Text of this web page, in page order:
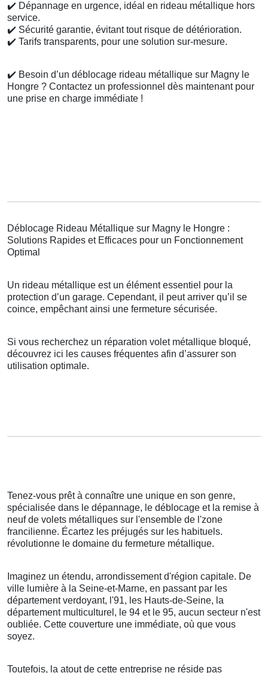
✔️ Dépannage en urgence, idéal en rideau métallique hors
service.
✔️ Sécurité garantie, évitant tout risque de détérioration.
✔️ Tarifs transparents, pour une solution sur-mesure.
✔️ Besoin d’un déblocage rideau métallique sur Magny le
Hongre ? Contactez un professionnel dès maintenant pour
une prise en charge immédiate !
Déblocage Rideau Métallique sur Magny le Hongre :
Solutions Rapides et Efficaces pour un Fonctionnement
Optimal
Un rideau métallique est un élément essentiel pour la
protection d’un garage. Cependant, il peut arriver qu’il se
coince, empêchant ainsi une fermeture sécurisée.
Si vous recherchez un réparation volet métallique bloqué,
découvrez ici les causes fréquentes afin d’assurer son
utilisation optimale.
Tenez-vous prêt à connaître une unique en son genre,
spécialisée dans le dépannage, le déblocage et la remise à
neuf de volets métalliques sur l'ensemble de l'zone
francilienne. Écartez les préjugés sur les habituels.
révolutionne le domaine du fermeture métallique.
Imaginez un étendu, arrondissement d'région capitale. De
ville lumière à la Seine-et-Marne, en passant par les
département verdoyant, l'91, les Hauts-de-Seine, la
département multiculturel, le 94 et le 95, aucun secteur n'est
oubliée. Cette couverture une immédiate, où que vous
soyez.
Toutefois, la atout de cette entreprise ne réside pas